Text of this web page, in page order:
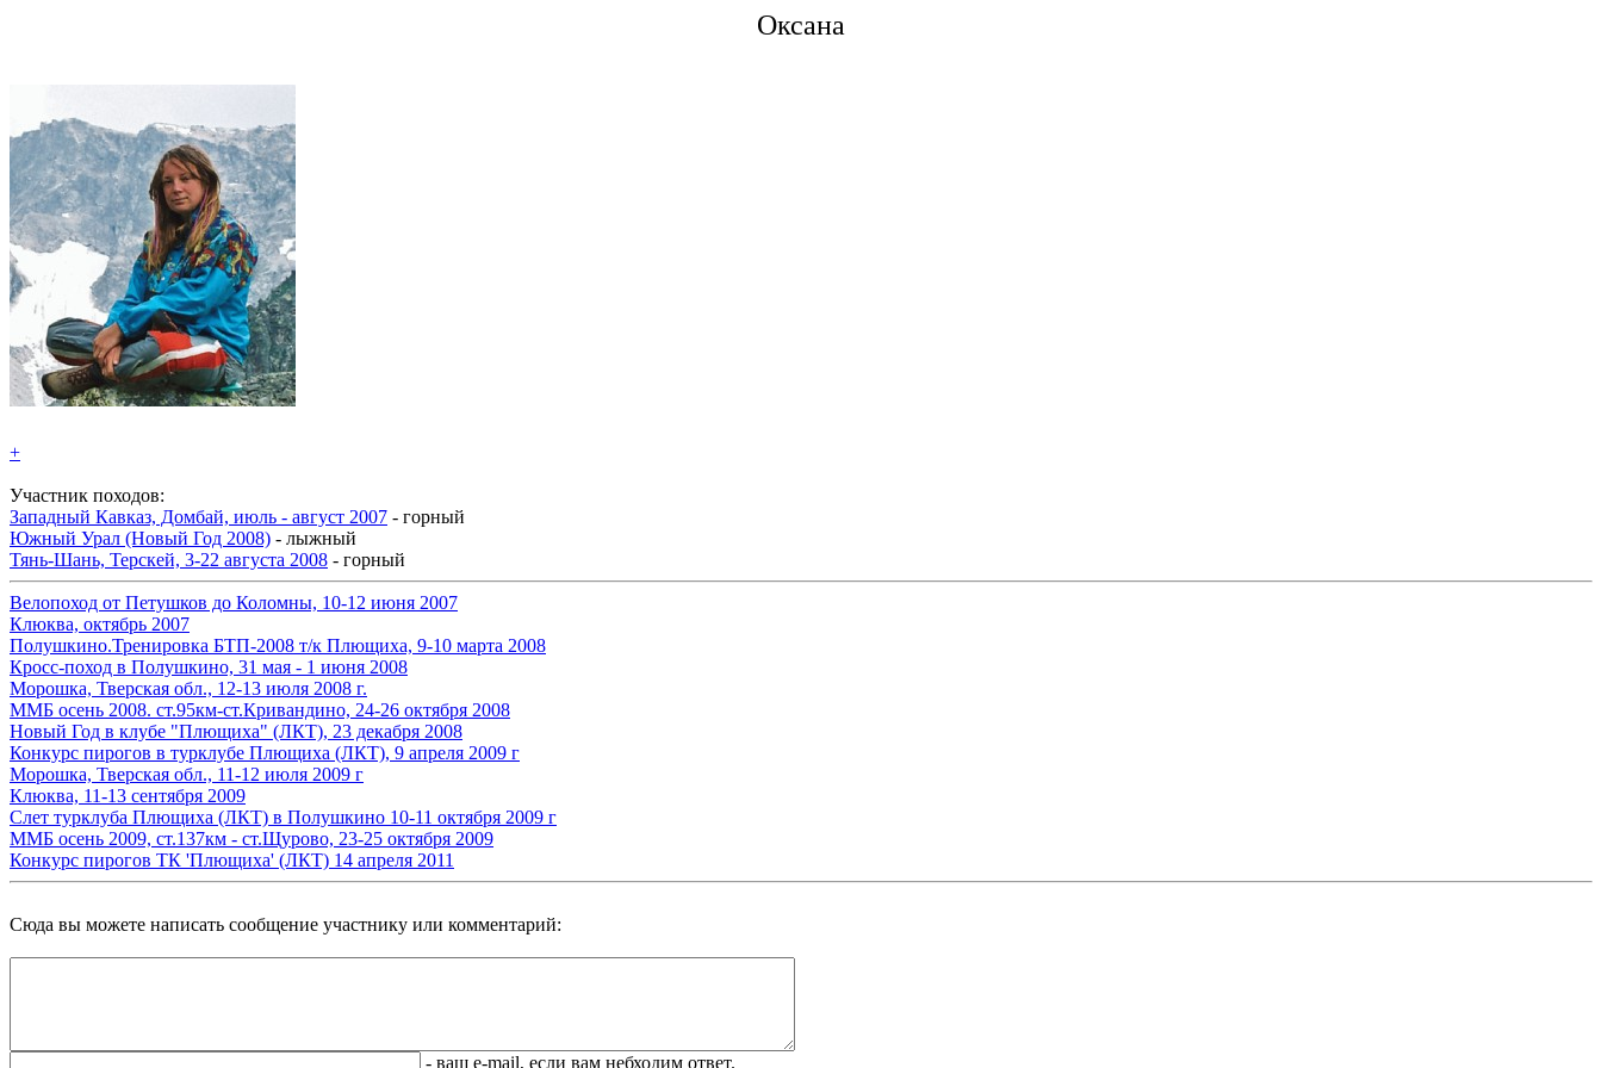
Оксана
+
Участник походов:
Западный Кавказ, Домбай, июль - август 2007 - горный
Южный Урал (Новый Год 2008) - лыжный
Тянь-Шань, Терскей, 3-22 августа 2008 - горный
Велопоход от Петушков до Коломны, 10-12 июня 2007
Клюква, октябрь 2007
Полушкино.Тренировка БТП-2008 т/к Плющиха, 9-10 марта 2008
Кросс-поход в Полушкино, 31 мая - 1 июня 2008
Морошка, Тверская обл., 12-13 июля 2008 г.
ММБ осень 2008. ст.95км-ст.Кривандино, 24-26 октября 2008
Новый Год в клубе "Плющиха" (ЛКТ), 23 декабря 2008
Конкурс пирогов в турклубе Плющиха (ЛКТ), 9 апреля 2009 г
Морошка, Тверская обл., 11-12 июля 2009 г
Клюква, 11-13 сентября 2009
Слет турклуба Плющиха (ЛКТ) в Полушкино 10-11 октября 2009 г
ММБ осень 2009, ст.137км - ст.Щурово, 23-25 октября 2009
Конкурс пирогов ТК 'Плющиха' (ЛКТ) 14 апреля 2011
Сюда вы можете написать сообщение участнику или комментарий:
- ваш e-mail, если вам небходим ответ.